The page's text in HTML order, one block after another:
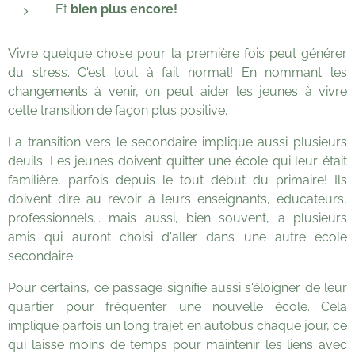
Et bien plus encore!
Vivre quelque chose pour la première fois peut générer
du stress. C'est tout à fait normal! En nommant les
changements à venir, on peut aider les jeunes à vivre
cette transition de façon plus positive.
La transition vers le secondaire implique aussi plusieurs
deuils. Les jeunes doivent quitter une école qui leur était
familière, parfois depuis le tout début du primaire! Ils
doivent dire au revoir à leurs enseignants, éducateurs,
professionnels... mais aussi, bien souvent, à plusieurs
amis qui auront choisi d'aller dans une autre école
secondaire.
Pour certains, ce passage signifie aussi s'éloigner de leur
quartier pour fréquenter une nouvelle école. Cela
implique parfois un long trajet en autobus chaque jour, ce
qui laisse moins de temps pour maintenir les liens avec